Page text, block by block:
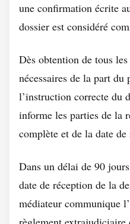
une confirmation écrite
dossier est considéré
Dès obtention de tous
nécessaires de la part du
l’instruction correcte du
informe les parties de la
complète et de la date de
Dans un délai de 90
date de réception de la
médiateur communique